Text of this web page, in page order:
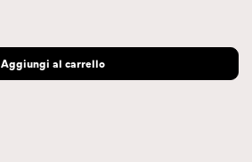
Aggiungi al carrello